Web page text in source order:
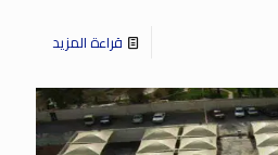
قراءة المزيد